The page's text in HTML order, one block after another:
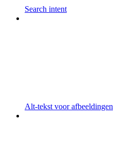
Search intent
Alt-tekst voor afbeeldingen